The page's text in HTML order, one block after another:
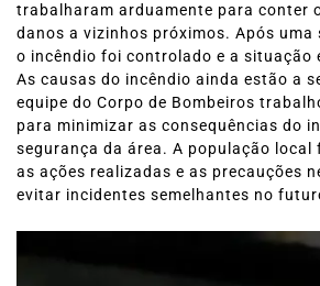
trabalharam arduamente para conter
danos a vizinhos próximos. Após uma
o incêndio foi controlado e a situação
As causas do incêndio ainda estão a
equipe do Corpo de Bombeiros
para minimizar as consequências do
segurança da área. A população
as ações realizadas e as precauções
evitar incidentes semelhantes no